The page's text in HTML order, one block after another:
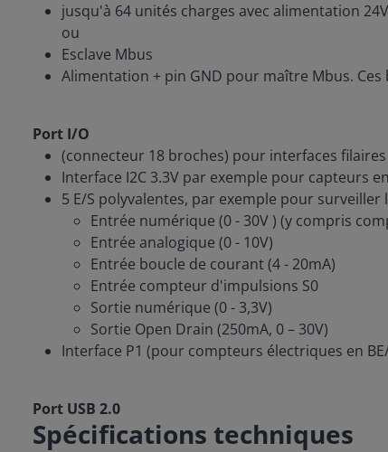
jusqu'à 64 unités charges avec alimentation 24V
ou
Esclave Mbus
Alimentation + pin GND pour maître Mbus.
Port I/O
(connecteur 18 broches) pour interfaces filaires
Interface I2C 3.3V par exemple pour capteurs
5 E/S polyvalentes, par exemple pour
Entrée numérique (0 - 30V ) (y compris
Entrée analogique (0 - 10V)
Entrée boucle de courant (4 - 20mA)
Entrée compteur d'impulsions S0
Sortie numérique (0 - 3,3V)
Sortie Open Drain (250mA, 0 – 30V)
Interface P1 (pour compteurs électriques en
Port USB 2.0
Spécifications techniques